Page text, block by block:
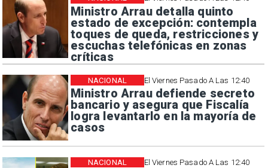
Ministro Arrau detalla quinto
estado de excepción: contempla
toques de queda, restricciones y
escuchas telefónicas en zonas
críticas
El Viernes Pasado A Las 12:40
Ministro Arrau defiende secreto
bancario y asegura que Fiscalía
logra levantarlo en la mayoría de
casos
NACIONAL
El Viernes Pasado A Las 12:40
NACIONAL